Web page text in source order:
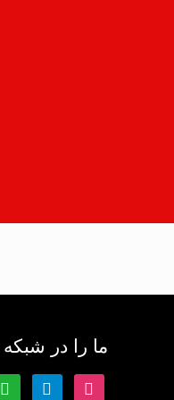
ما را در
instagram
telegram